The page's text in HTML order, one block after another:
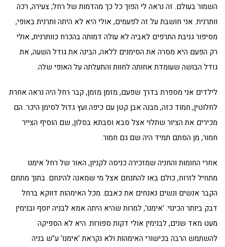
השמור בעולם. זה נראה לי הפוך כל כך מהדמות של רחל; צעירה, רכה
וותרנית. אני חושבת על זה לפעמים, אולי היא לא היתה ותרנית באופי,
מסיפור גניבת התרפים לאביה לא עולה דמותה בהכרח כוותרנית, אולי
רק הפעם היא מסרה את הסימנים ללאה, הבינה את גודל השעה, את
גודל הבושה שעומדת אחותה לחוות והתעלתה על האופי שלה.
לילדים אני מספרת בדרך שפעם, מזמן מזמן, קבר רחל היה נראה אחרת
לחלוטין, חמוד כזה, מבנה אבן קטן עם כיפה ועץ גדול לסימן היכר. הם
מכירים את הציור שתלוי אצל סבא וסבתא בסלון, שם הוסיף הצייר
חמור, מן הסתם תמיד היה שם גם חמור.
אחרי החומות והחניה שמזכירה כניסה לקניון, האור של רחל אימנו
מתחיל לזרוח, כולם באו להתנחם אצל מי שמאנה להינחם. בתוך מתחם
הקבר אנשים ונשים נאנחים את כאבם. מכל האימהות דווקא ברחל
דבק ביותר הכינוי: 'אימנו', למרות שהיא היתה אמא לבניה יוסף ובנימין
מעט מאד שנים, לבנימין אולי דקות ספורות. היא לא הספיקה
להשתמש הרבה בכישורי האימהות ולא נקראת 'אימנו' ע"ש בניה